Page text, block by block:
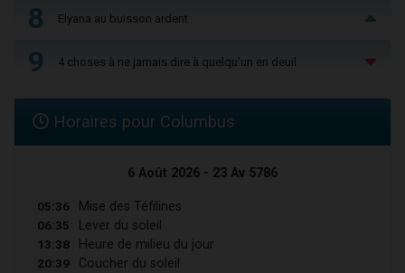
8 Elyana au buisson ardent
9 4 choses à ne jamais dire à quelqu'un en deuil
Horaires pour Columbus
6 Août 2026 - 23 Av 5786
05:36 Mise des Téfilines
06:35 Lever du soleil
13:38 Heure de milieu du jour
20:39 Coucher du soleil